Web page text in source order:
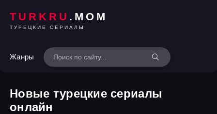
TURKRU .MOM
ТУРЕЦКИЕ СЕРИАЛЫ
Жанры
Новые турецкие сериалы
онлайн